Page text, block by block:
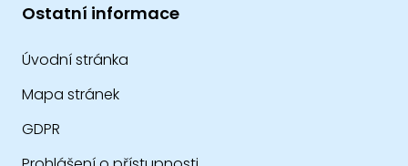
Ostatní informace
Úvodní stránka
Mapa stránek
GDPR